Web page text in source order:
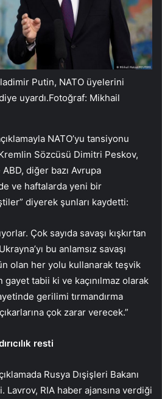
Putin, NATO üyelerini
uyardı.Fotoğraf: Mikhail
NATO’yu tansiyonu
Sözcüsü Dimitri Peskov,
diğer bazı Avrupa
ve haftalarda yeni bir
diyerek şunları kaydetti:
Çok sayıda savaşı kışkırtan
bu anlamsız savaşı
olan her yolu kullanarak teşvik
tabii ki ve kaçınılmaz olarak
gerilimi tırmandırma
çok zarar verecek.”
resti
Rusya Dışişleri Bakanı
Lavrov, RIA haber ajansına verdiği